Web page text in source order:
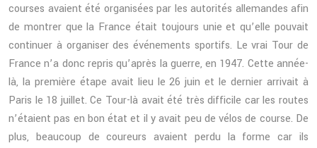
courses avaient été organisées par les autorités allemandes afin
de montrer que la France était toujours unie et qu’elle pouvait
continuer à organiser des événements sportifs. Le vrai Tour de
France n’a donc repris qu’après la guerre, en 1947. Cette année-
là, la première étape avait lieu le 26 juin et le dernier arrivait à
Paris le 18 juillet. Ce Tour-là avait été très difficile car les routes
n’étaient pas en bon état et il y avait peu de vélos de course. De
plus, beaucoup de coureurs avaient perdu la forme car ils